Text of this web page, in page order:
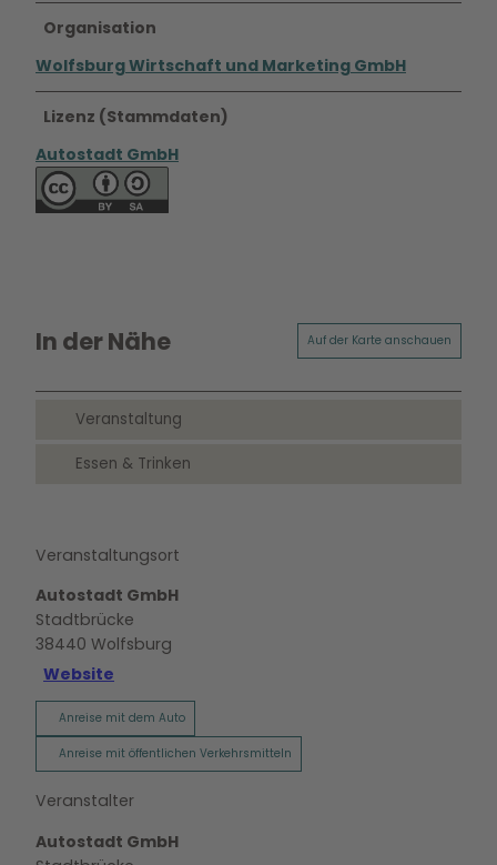
Organisation
Wolfsburg Wirtschaft und Marketing GmbH
Lizenz (Stammdaten)
Autostadt GmbH
In der Nähe Auf der Karte anschauen
Veranstaltung
Essen & Trinken
Veranstaltungsort
Autostadt GmbH
Stadtbrücke
38440 Wolfsburg
Website
Anreise mit dem Auto
Anreise mit öffentlichen Verkehrsmitteln
Veranstalter
Autostadt GmbH